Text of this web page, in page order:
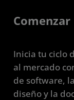
Comenzar
Inicia tu ciclo
al mercado
de software,
diseño y la